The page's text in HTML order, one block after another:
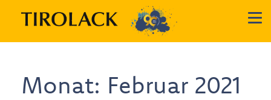
Monat: Februar 2021